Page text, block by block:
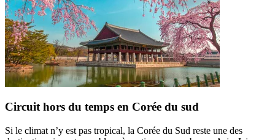
Circuit hors du temps en Corée du sud
Si le climat n’y est pas tropical, la Corée du Sud reste une des